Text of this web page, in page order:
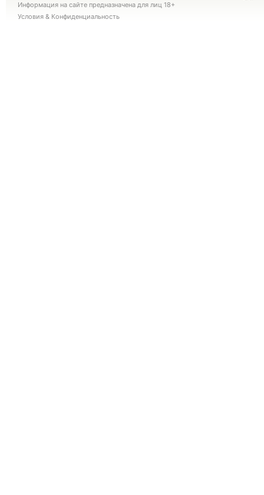
Информация на сайте предназначена для лиц 18+
Условия & Конфиденциальность